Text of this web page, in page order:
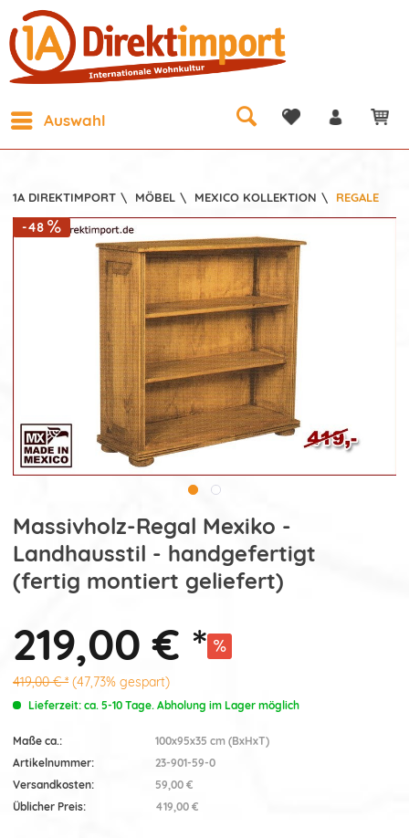
Auswahl
1A DIREKTIMPORT \ MÖBEL \ MEXICO KOLLEKTION \ REGALE
-48
Massivholz-Regal Mexiko -
Landhausstil - handgefertigt
(fertig montiert geliefert)
219,00 € *
419,00 € * (47,73% gespart)
Lieferzeit: ca. 5-10 Tage. Abholung im Lager möglich
Maße ca.:
100x95x35 cm (BxHxT)
Artikelnummer:
23-901-59-0
Versandkosten:
59,00 €
Üblicher Preis:
419,00 €